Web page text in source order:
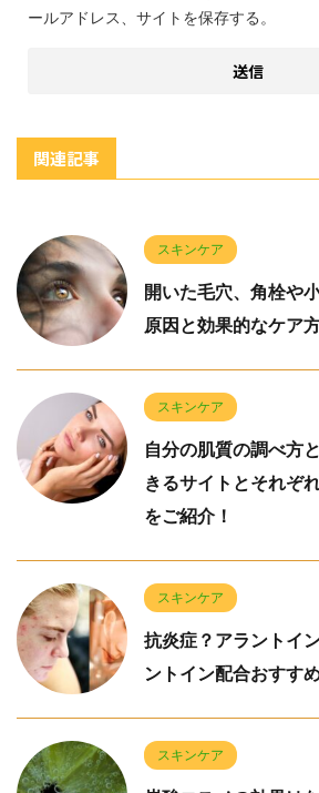
ールアドレス、サイトを保存する。
関連記事
スキンケア
開いた毛穴、角栓や
原因と効果的なケア
スキンケア
自分の肌質の調べ方
きるサイトとそれぞ
をご紹介！
スキンケア
抗炎症？アラントイ
ントイン配合おすす
スキンケア